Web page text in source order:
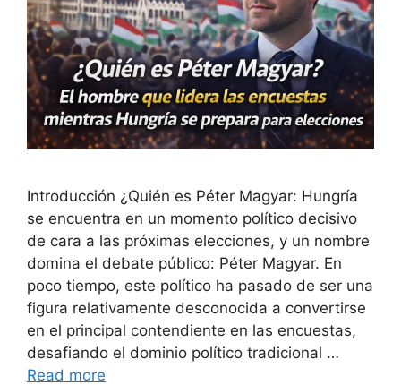
Introducción ¿Quién es Péter Magyar: Hungría
se encuentra en un momento político decisivo
de cara a las próximas elecciones, y un nombre
domina el debate público: Péter Magyar. En
poco tiempo, este político ha pasado de ser una
figura relativamente desconocida a convertirse
en el principal contendiente en las encuestas,
desafiando el dominio político tradicional …
Read more